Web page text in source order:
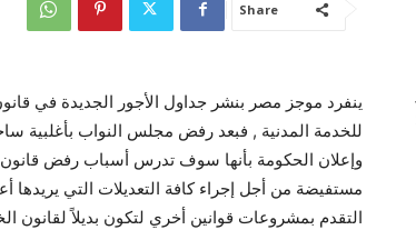
Share
ينفرد موجز مصر بنشر جداول الأجور الجديدة في
وإعلان الحكومة بأنها سوف تدرس أسباب رفض
مستفيضة من أجل إجراء كافة التعديلات التي يريدها
التقدم بمشروعات قوانين أخري لتكون بديلاً لقانون